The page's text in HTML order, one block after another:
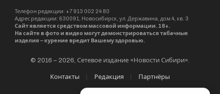
Телефон редакции: +7 913 002 24 80
Адрес редакции: 630091, Новосибирск, ул. Державина, дом 4, кв. 3
Сайт является средством массовой информации. 18+.
На сайте в фото и видео могут демонстрироваться табачные
изделия – курение вредит Вашему здоровью.
© 2016 – 2026, Сетевое издание «Новости Сибири».
Контакты Редакция Партнёры